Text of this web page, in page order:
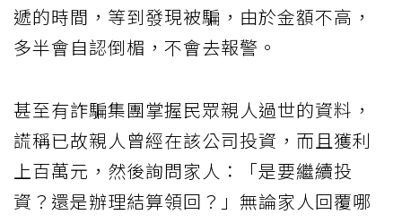
遞的時間，等到發現被騙，由於金額不高，
多半會自認倒楣，不會去報警。
甚至有詐騙集團掌握民眾親人過世的資料，
謊稱已故親人曾經在該公司投資，而且獲利
上百萬元，然後詢問家人：「是要繼續投
資？還是辦理結算領回？」無論家人回覆哪